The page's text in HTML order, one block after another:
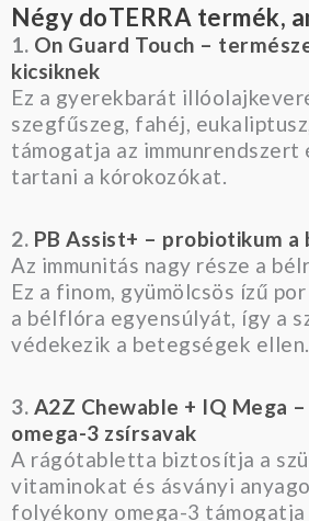
Négy doTERRA termék,
1. On Guard Touch –
kicsiknek
Ez a gyerekbarát
szegfűszeg, fahéj,
támogatja az
tartani a kórokozókat.
2. PB Assist+ – probiotikum
Az immunitás nagy része a
Ez a finom, gyümölcsös ízű
a bélflóra egyensúlyát, így a
védekezik a betegségek ellen.
3. A2Z Chewable + IQ Mega
omega-3 zsírsavak
A rágótabletta biztosítja a
vitaminokat és ásványi
folyékony omega-3 támogatja